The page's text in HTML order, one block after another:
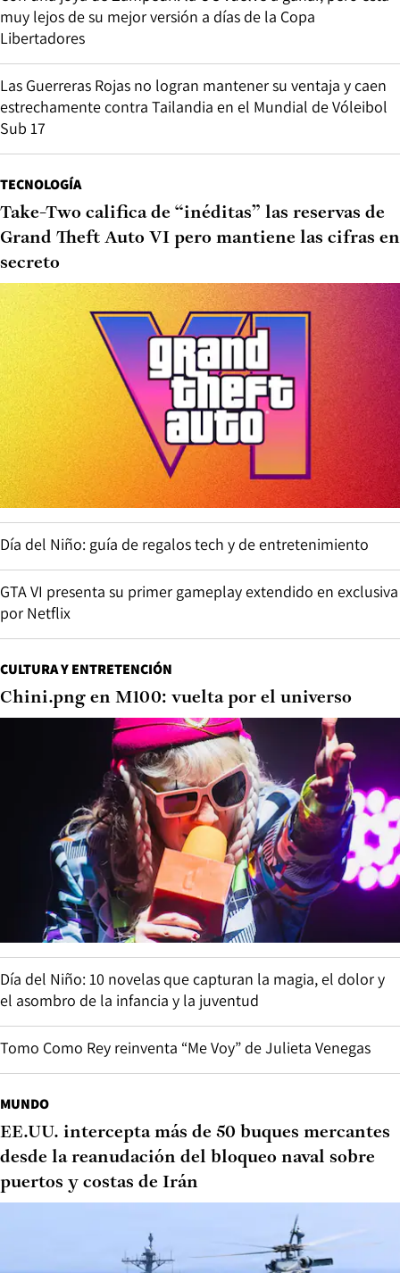
muy lejos de su mejor versión a días de la Copa
Libertadores
Las Guerreras Rojas no logran mantener su ventaja y caen
estrechamente contra Tailandia en el Mundial de Vóleibol
Sub 17
TECNOLOGÍA
Take-Two califica de “inéditas” las reservas de
Grand Theft Auto VI pero mantiene las cifras en
secreto
Día del Niño: guía de regalos tech y de entretenimiento
GTA VI presenta su primer gameplay extendido en exclusiva
por Netflix
CULTURA Y ENTRETENCIÓN
Chini.png en M100: vuelta por el universo
Día del Niño: 10 novelas que capturan la magia, el dolor y
el asombro de la infancia y la juventud
Tomo Como Rey reinventa “Me Voy” de Julieta Venegas
MUNDO
EE.UU. intercepta más de 50 buques mercantes
desde la reanudación del bloqueo naval sobre
puertos y costas de Irán